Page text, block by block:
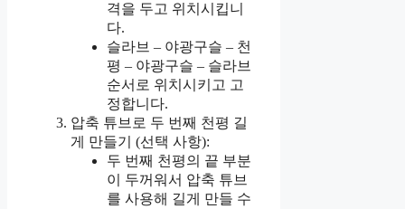
격을 두고 위치시킵니
다.
슬라브 – 야광구슬 – 천
평 – 야광구슬 – 슬라브
순서로 위치시키고 고
정합니다.
압축 튜브로 두 번째 천평 길
게 만들기 (선택 사항):
두 번째 천평의 끝 부분
이 두꺼워서 압축 튜브
를 사용해 길게 만들 수